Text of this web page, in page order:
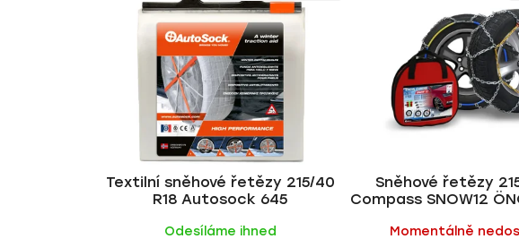
Textilní sněhové řetězy 215/40
R18 Autosock 645
Odesíláme ihned
Sněhové řetězy
Compass SNOW12
Momentálně